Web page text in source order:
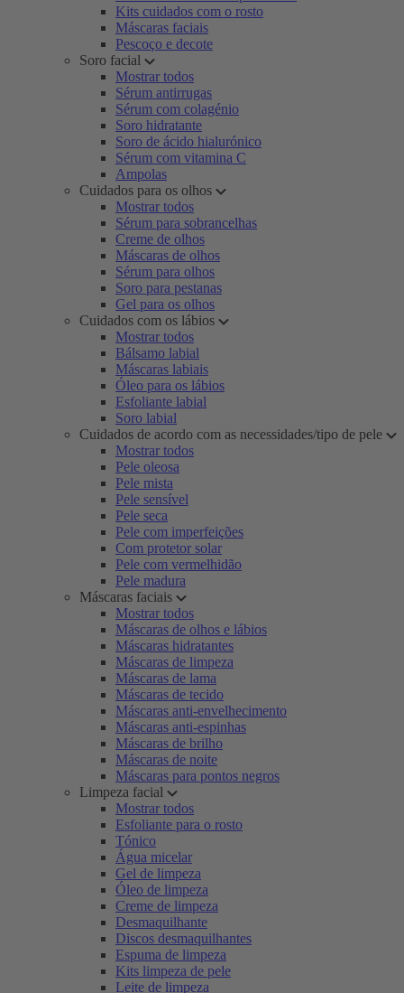
Kits cuidados com o rosto
Máscaras faciais
Pescoço e decote
Soro facial
Mostrar todos
Sérum antirrugas
Sérum com colagénio
Soro hidratante
Soro de ácido hialurónico
Sérum com vitamina C
Ampolas
Cuidados para os olhos
Mostrar todos
Sérum para sobrancelhas
Creme de olhos
Máscaras de olhos
Sérum para olhos
Soro para pestanas
Gel para os olhos
Cuidados com os lábios
Mostrar todos
Bálsamo labial
Máscaras labiais
Óleo para os lábios
Esfoliante labial
Soro labial
Cuidados de acordo com as necessidades/tipo de pele
Mostrar todos
Pele oleosa
Pele mista
Pele sensível
Pele seca
Pele com imperfeições
Com protetor solar
Pele com vermelhidão
Pele madura
Máscaras faciais
Mostrar todos
Máscaras de olhos e lábios
Máscaras hidratantes
Máscaras de limpeza
Máscaras de lama
Máscaras de tecido
Máscaras anti-envelhecimento
Máscaras anti-espinhas
Máscaras de brilho
Máscaras de noite
Máscaras para pontos negros
Limpeza facial
Mostrar todos
Esfoliante para o rosto
Tónico
Água micelar
Gel de limpeza
Óleo de limpeza
Creme de limpeza
Desmaquilhante
Discos desmaquilhantes
Espuma de limpeza
Kits limpeza de pele
Leite de limpeza